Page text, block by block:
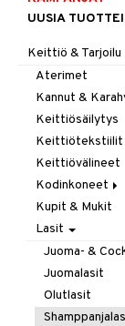
UUSIA
Keittiö & Tarjoilu
Aterimet
Kannut &
Keittiösäilytys
Keittiötekstiilit
Keittiövälineet
Kodinkoneet
Kahvi, Tee &
Mixerit &
Muut koneet
Kupit & Mukit
Lasit
Juoma- &
Juomalasit
Olutlasit